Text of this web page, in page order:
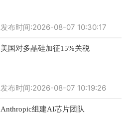
发布时间:2026-08-07 10:30:17
美国对多晶硅加征15%关税
发布时间:2026-08-07 10:19:26
Anthropic组建AI芯片团队